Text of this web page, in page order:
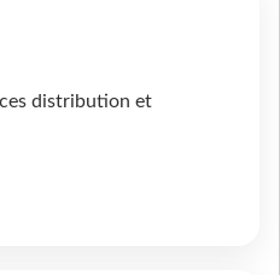
distribution et